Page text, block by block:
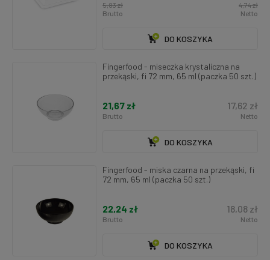
5,83 zł
Brutto
4,74 zł
Netto
DO KOSZYKA
Fingerfood - miseczka krystaliczna na
przekąski, fi 72 mm, 65 ml (paczka 50 szt.)
21,67 zł
Brutto
17,62 zł
Netto
DO KOSZYKA
Fingerfood - miska czarna na przekąski, fi
72 mm, 65 ml (paczka 50 szt.)
22,24 zł
Brutto
18,08 zł
Netto
DO KOSZYKA